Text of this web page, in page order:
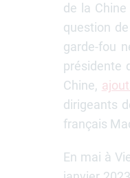
de la
question
garde-fou
présidente
Chine,
dirigeants
français
En mai à